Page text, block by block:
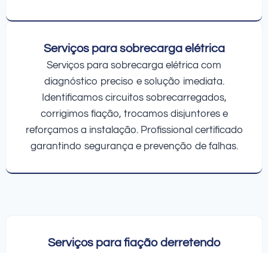
Serviços para sobrecarga elétrica
Serviços para sobrecarga elétrica com
diagnóstico preciso e solução imediata.
Identificamos circuitos sobrecarregados,
corrigimos fiação, trocamos disjuntores e
reforçamos a instalação. Profissional certificado
garantindo segurança e prevenção de falhas.
Serviços para fiação derretendo